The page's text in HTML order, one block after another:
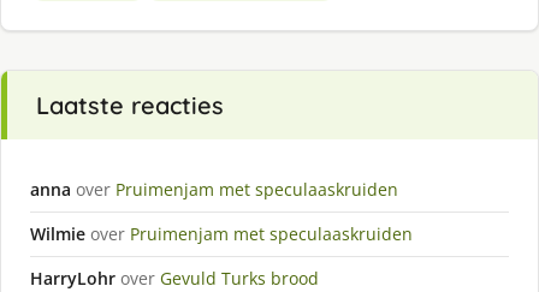
Laatste reacties
anna over Pruimenjam met speculaaskruiden
Wilmie over Pruimenjam met speculaaskruiden
HarryLohr over Gevuld Turks brood